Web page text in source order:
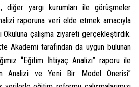
diğer yargı kurumları ile görüşmeler
raporuna veri elde etmek amacıyla
Okuluna çalışma ziyareti gerçekleştirdik.
Akademi tarafından da uygun bulunan
“Eğitim İhtiyaç Analizi” raporu ile
Analizi ve Yeni Bir Model Önerisi”